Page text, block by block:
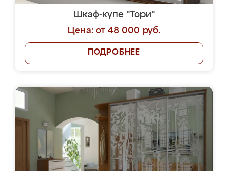
Шкаф-купе "Тори"
Цена: от 48 000 руб.
ПОДРОБНЕЕ